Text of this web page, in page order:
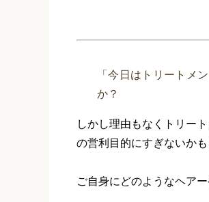
「今日はトリートメ
か？
しかし理由もなくトリー
の営利目的にすぎないかも
ご自身にどのようなヘア